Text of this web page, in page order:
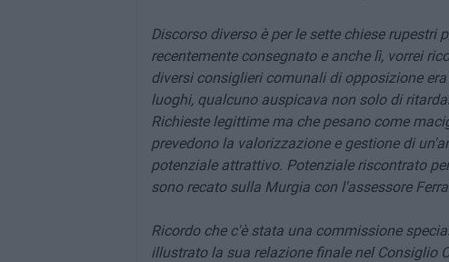
Discorso diverso è per le sette chiese rupestri
recentemente consegnato e anche lì, vorrei
diversi consiglieri comunali di opposizione
luoghi, qualcuno auspicava non solo di
Richieste legittime ma che pesano come
prevedono la valorizzazione e gestione di
potenziale attrattivo. Potenziale riscontrato
sono recato sulla Murgia con l'assessore
Ricordo che c'è stata una commissione
illustrato la sua relazione finale nel Consiglio